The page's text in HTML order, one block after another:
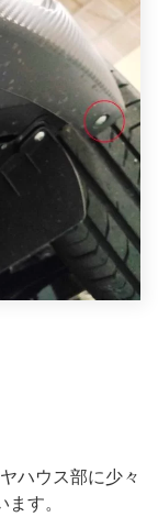
ハウス部に少々
す。